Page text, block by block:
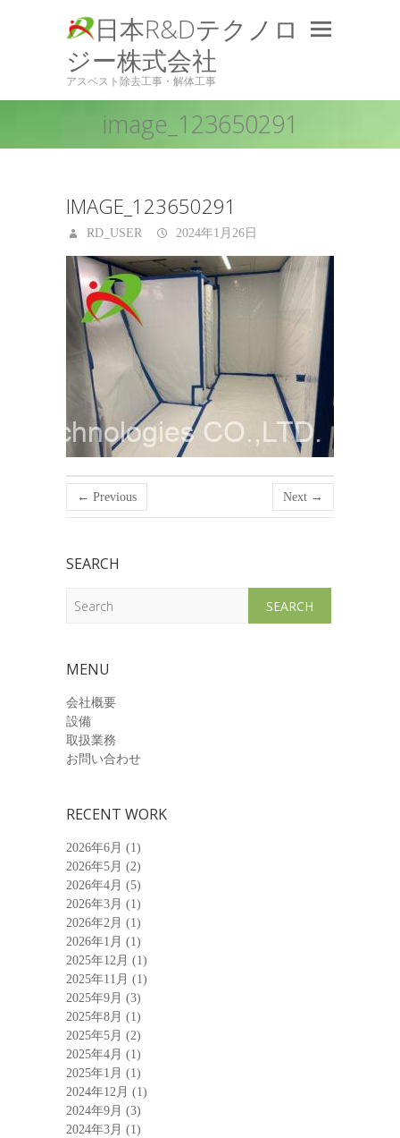
日本R&Dテクノロ
ジー株式会社
アスベスト除去工事・解体工事
image_123650291
IMAGE_123650291
RD_USER 2024年1月26日
← Previous Next →
SEARCH
MENU
会社概要
設備
取扱業務
お問い合わせ
RECENT WORK
2026年6月 (1)
2026年5月 (2)
2026年4月 (5)
2026年3月 (1)
2026年2月 (1)
2026年1月 (1)
2025年12月 (1)
2025年11月 (1)
2025年9月 (3)
2025年8月 (1)
2025年5月 (2)
2025年4月 (1)
2025年1月 (1)
2024年12月 (1)
2024年9月 (3)
2024年3月 (1)